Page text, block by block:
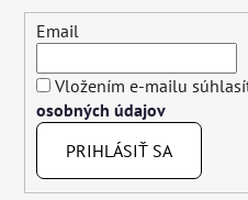
Email
Vložením e-mailu
osobných údajov
PRIHLÁSIŤ SA